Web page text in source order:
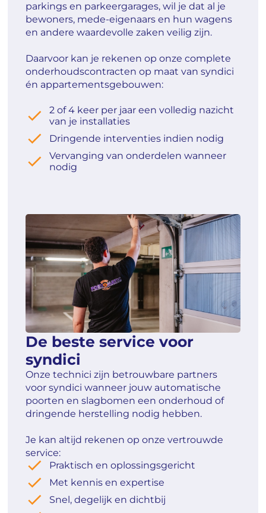
parkings en parkeergarages, wil je dat al je
bewoners, mede-eigenaars en hun wagens
en andere waardevolle zaken veilig zijn.
Daarvoor kan je rekenen op onze complete
onderhoudscontracten op maat van syndici
én appartementsgebouwen:
2 of 4 keer per jaar een volledig nazicht
van je installaties
Dringende interventies indien nodig
Vervanging van onderdelen wanneer
nodig
De beste service voor
syndici
Onze technici zijn betrouwbare partners
voor syndici wanneer jouw automatische
poorten en slagbomen een onderhoud of
dringende herstelling nodig hebben.
Je kan altijd rekenen op onze vertrouwde
service:
Praktisch en oplossingsgericht
Met kennis en expertise
Snel, degelijk en dichtbij